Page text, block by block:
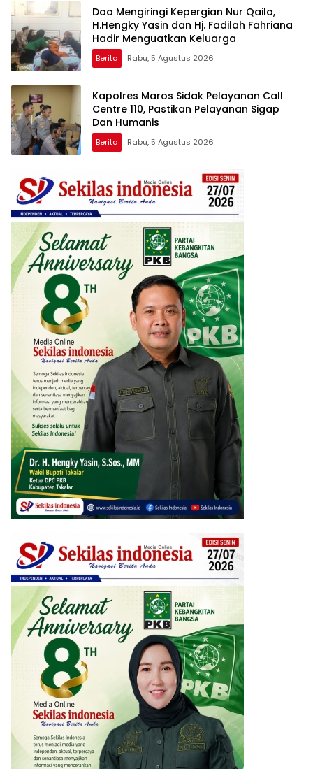
Doa Mengiringi Kepergian Nur Qaila,
H.Hengky Yasin dan Hj. Fadilah Fahriana
Hadir Menguatkan Keluarga
Berita Rabu, 5 Agustus 2026
Kapolres Maros Sidak Pelayanan Call
Centre 110, Pastikan Pelayanan Sigap
Dan Humanis
Berita Rabu, 5 Agustus 2026